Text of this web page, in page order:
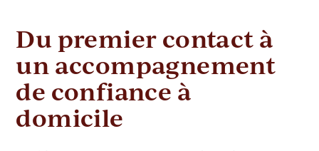
Du premier contact à
un accompagnement
de confiance à
domicile